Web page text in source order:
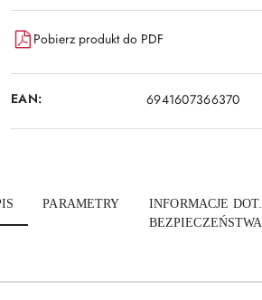
Pobierz produkt do PDF
EAN: 6941607366370
PARAMETRY
INFORMACJE DOT.
BEZPIECZEŃSTWA